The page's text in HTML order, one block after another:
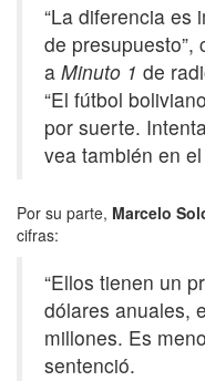
“La diferencia es
de presupuesto”,
a Minuto 1 de
“El fútbol
por suerte.
vea también en
Por su parte, Marcelo
cifras:
“Ellos tienen un
dólares anuales,
millones. Es
sentenció.